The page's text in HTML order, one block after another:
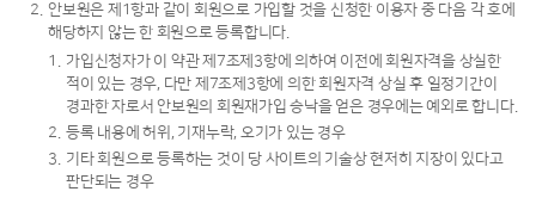
2.
안보원은 제1항과 같이 회원으로 가입할 것을 신청한 이용자 중 다음 각 호에
해당하지 않는 한 회원으로 등록합니다.
1.
가입신청자가 이 약관 제7조제3항에 의하여 이전에 회원자격을 상실한
적이 있는 경우, 다만 제7조제3항에 의한 회원자격 상실 후 일정기간이
경과한 자로서 안보원의 회원재가입 승낙을 얻은 경우에는 예외로 합니다.
2. 등록 내용에 허위, 기재누락, 오기가 있는 경우
3.
기타 회원으로 등록하는 것이 당 사이트의 기술상 현저히 지장이 있다고
판단되는 경우